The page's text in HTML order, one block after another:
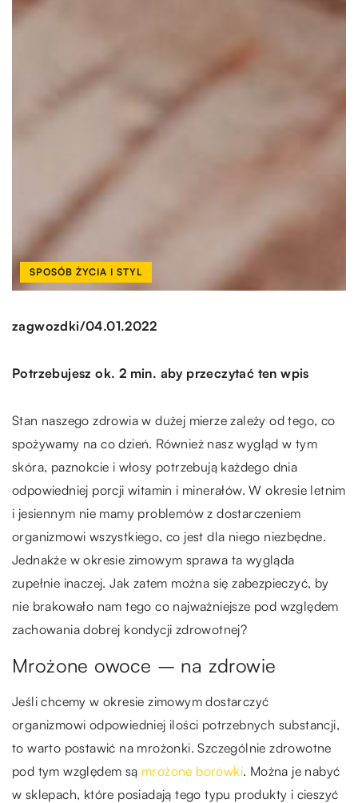
SPOSÓB ŻYCIA I STYL
zagwozdki/04.01.2022
Potrzebujesz ok. 2 min. aby przeczytać ten wpis
Stan naszego zdrowia w dużej mierze zależy od tego, co
spożywamy na co dzień. Również nasz wygląd w tym
skóra, paznokcie i włosy potrzebują każdego dnia
odpowiedniej porcji witamin i minerałów. W okresie letnim
i jesiennym nie mamy problemów z dostarczeniem
organizmowi wszystkiego, co jest dla niego niezbędne.
Jednakże w okresie zimowym sprawa ta wygląda
zupełnie inaczej. Jak zatem można się zabezpieczyć, by
nie brakowało nam tego co najważniejsze pod względem
zachowania dobrej kondycji zdrowotnej?
Mrożone owoce – na zdrowie
Jeśli chcemy w okresie zimowym dostarczyć
organizmowi odpowiedniej ilości potrzebnych substancji,
to warto postawić na mrożonki. Szczególnie zdrowotne
pod tym względem są mrożone borówki. Można je nabyć
w sklepach, które posiadają tego typu produkty i cieszyć